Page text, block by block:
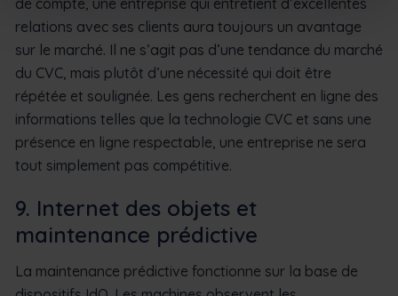
de compte, une entreprise qui entretient d’excellentes
relations avec ses clients aura toujours un avantage
sur le marché. Il ne s’agit pas d’une tendance du marché
du CVC, mais plutôt d’une nécessité qui doit être
répétée et soulignée. Les gens recherchent en ligne des
informations telles que la technologie CVC et sans une
présence en ligne respectable, une entreprise ne sera
tout simplement pas compétitive.
9. Internet des objets et
maintenance prédictive
La maintenance prédictive fonctionne sur la base de